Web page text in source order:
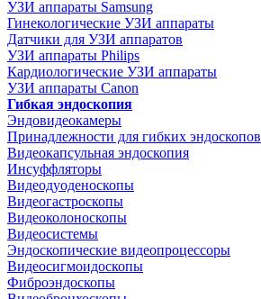
УЗИ аппараты Samsung
Гинекологические УЗИ аппараты
Датчики для УЗИ аппаратов
УЗИ аппараты Philips
Кардиологические УЗИ аппараты
УЗИ аппараты Canon
Гибкая эндоскопия
Эндовидеокамеры
Принадлежности для гибких эндоскопов
Видеокапсульная эндоскопия
Инсуффляторы
Видеодуоденоскопы
Видеогастроскопы
Видеоколоноскопы
Видеосистемы
Эндоскопические видеопроцессоры
Видеосигмоидоскопы
Фиброэндоскопы